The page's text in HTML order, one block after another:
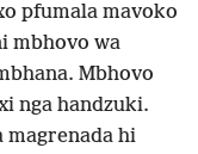
pfumala mavoko
mbhovo wa
Mbhovo
nga handzuki.
magrenada hi